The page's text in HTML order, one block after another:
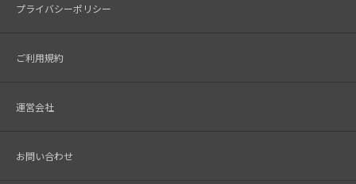
プライバシーポリシー
ご利用規約
運営会社
お問い合わせ